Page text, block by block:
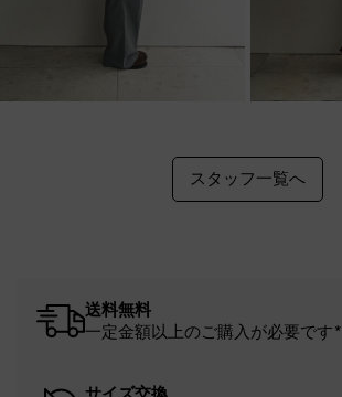
スタッフ一覧へ
送料無料
一定金額以上のご購入が必要です*